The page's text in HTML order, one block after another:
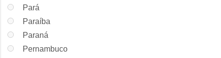
Pará
Paraíba
Paraná
Pernambuco